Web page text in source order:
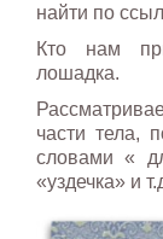
найти по
Кто нам
лошадка.
части тела,
словами «
«уздечка» и